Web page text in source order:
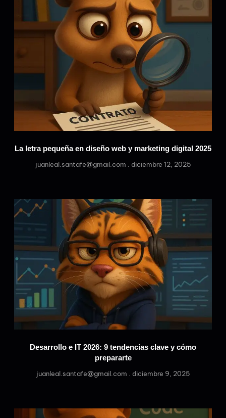
La letra pequeña en diseño web y marketing digital 2025
juanleal.santafe@gmail.com diciembre 12, 2025
Desarrollo e IT 2026: 9 tendencias clave y cómo
prepararte
juanleal.santafe@gmail.com diciembre 9, 2025